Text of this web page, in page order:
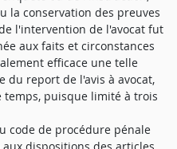
la conservation des preuves
l'intervention de l'avocat fut
aux faits et circonstances
efficace une telle
du report de l'avis à avocat,
puisque limité à trois
code de procédure pénale